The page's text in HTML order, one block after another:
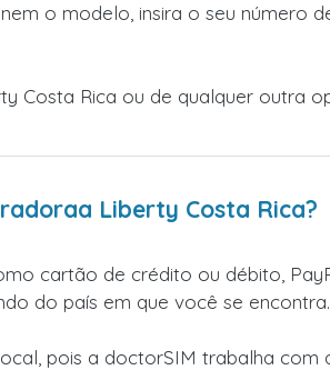
o modelo, insira o seu número
Costa Rica ou de qualquer outra
Liberty Costa Rica?
cartão de crédito ou débito,
do país em que você se encontra.
pois a doctorSIM trabalha com